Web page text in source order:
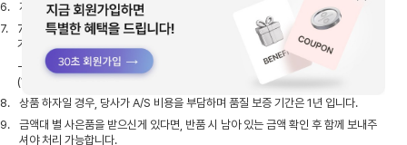
6.
자사몰에서 구매한 제품은 매장 반품이 불가합니다.
7.
7일 이내 고객의 단순 변심에 의한 반품/교환 시, 고객 부담의 왕복 배송비(5천원)
가 발생합니다.
- 1회 무료 교환 후, 반품/교환 시 고객 부담의 왕복 배송비
(1만원)가 발생합니다.
8.
상품 하자일 경우, 당사가 A/S 비용을 부담하며 품질 보증 기간은 1년 입니다.
9.
금액대 별 사은품을 받으신게 있다면, 반품 시 남아 있는 금액 확인 후 함께 보내주
셔야 처리 가능합니다.